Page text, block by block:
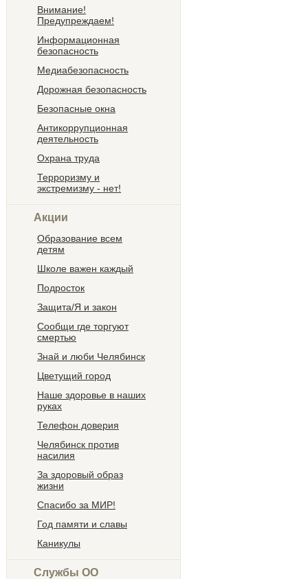
Внимание!
Предупреждаем!
Информационная
безопасность
Медиабезопасность
Дорожная безопасность
Безопасные окна
Антикоррупционная
деятельность
Охрана труда
Терроризму и
экстремизму - нет!
Акции
Образование всем
детям
Школе важен каждый
Подросток
Защита/Я и закон
Сообщи где торгуют
смертью
Знай и люби Челябинск
Цветущий город
Наше здоровье в наших
руках
Телефон доверия
Челябинск против
насилия
За здоровый образ
жизни
Спасибо за МИР!
Год памяти и славы
Каникулы
Службы ОО